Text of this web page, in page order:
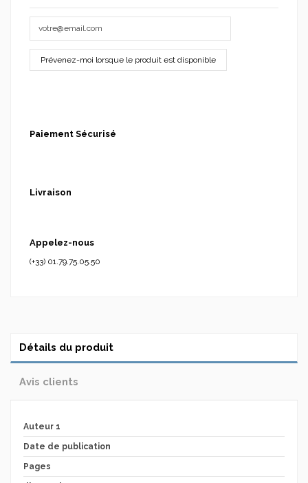
Paiement Sécurisé
Livraison
Appelez-nous
(+33) 01.79.75.05.50
Détails du produit
Avis clients
Auteur 1
Date de publication
Pages